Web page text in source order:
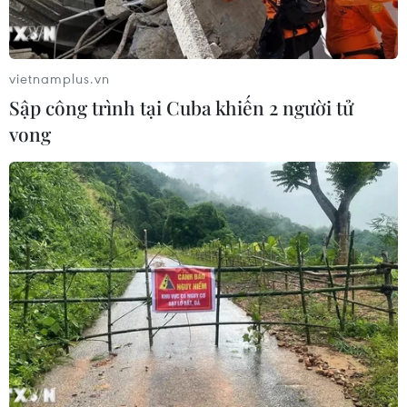
vietnamplus.vn
Sập công trình tại Cuba khiến 2 người tử
vong